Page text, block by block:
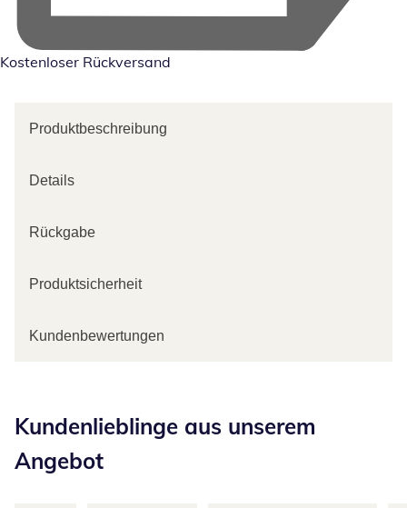
Kostenloser Rückversand
Produktbeschreibung
Details
Rückgabe
Produktsicherheit
Kundenbewertungen
Kundenlieblinge aus unserem
Angebot